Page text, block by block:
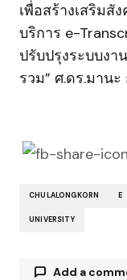
เพื่อสร้างเสริม
บริการ e-
ปรับปรุงระบบง
รวม” ศ.ดร.มานะ
CHULALONGKORN E
UNIVERSITY
Add a